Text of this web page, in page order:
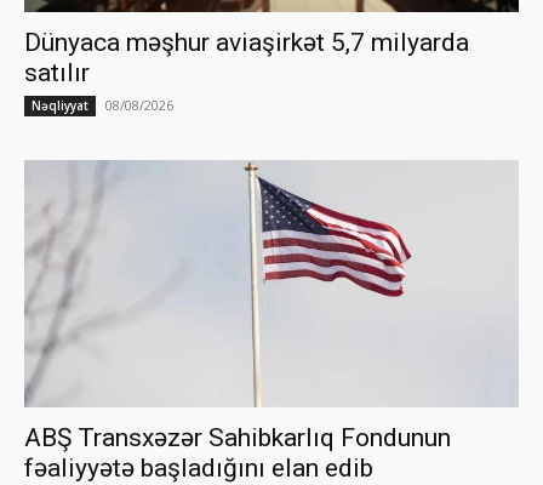
Dünyaca məşhur aviaşirkət 5,7 milyarda
satılır
Nəqliyyat 08/08/2026
ABŞ Transxəzər Sahibkarlıq Fondunun
fəaliyyətə başladığını elan edib